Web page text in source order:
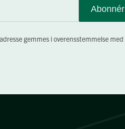
Abonnér
gemmes i overensstemmelse med